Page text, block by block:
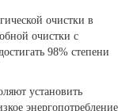
очистки в
очистки с
98% степени
установить
энергопотребление